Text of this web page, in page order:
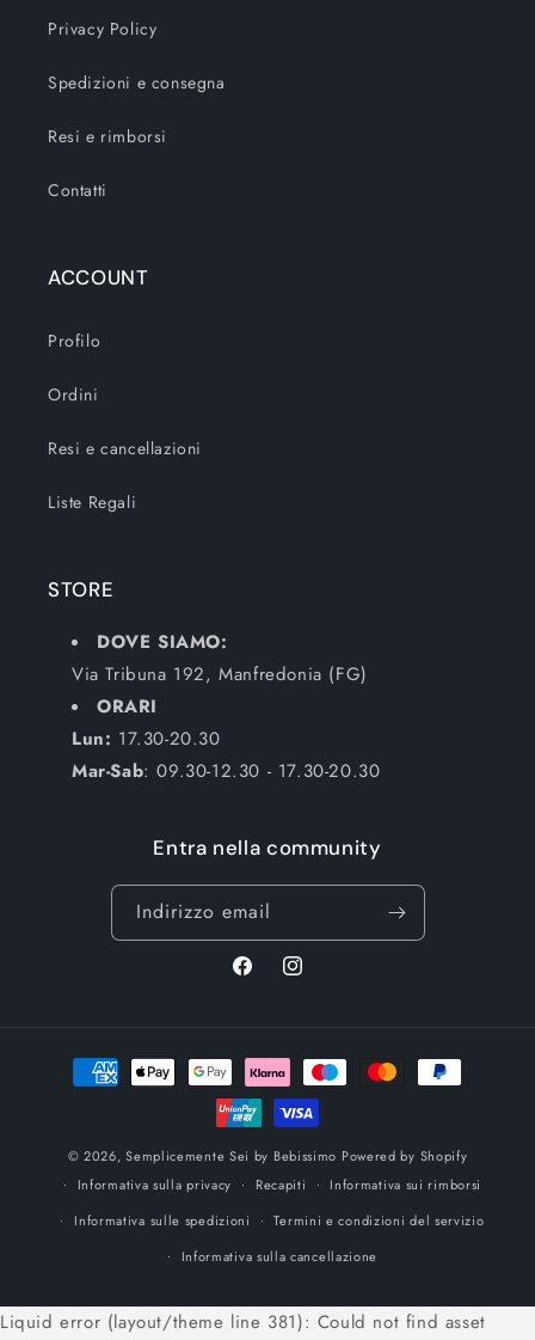
Privacy Policy
Spedizioni e consegna
Resi e rimborsi
Contatti
ACCOUNT
Profilo
Ordini
Resi e cancellazioni
Liste Regali
STORE
DOVE SIAMO:
Via Tribuna 192, Manfredonia (FG)
ORARI
Lun: 17.30-20.30
Mar-Sab: 09.30-12.30 - 17.30-20.30
Entra nella community
Indirizzo email
FacebookInstagram
Metodi
© 2026,Semplicemente Sei by Bebissimo Powered by Shopify
Informativa sulla privacy
Recapiti
Informativa sui rimborsi
Informativa sulle spedizioni
Termini e condizioni del servizio
Informativa sulla cancellazione
Liquid error (layout/theme line 381): Could not find asset